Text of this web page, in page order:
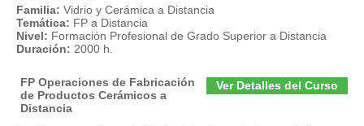
Familia: Vidrio y Cerámica a Distancia
Temática: FP a Distancia
Nivel: Formación Profesional de Grado Superior a Distancia
Duración: 2000 h.
Ver Detalles del Curso
FP Operaciones de Fabricación
de Productos Cerámicos a
Distancia